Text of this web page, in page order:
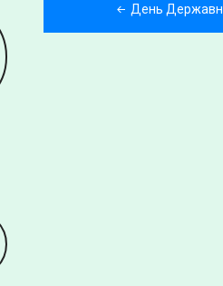
записів
День